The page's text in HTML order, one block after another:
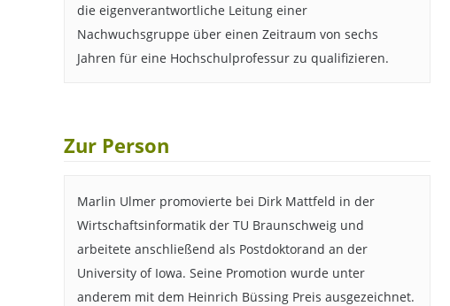
die eigenverantwortliche Leitung einer
Nachwuchsgruppe über einen Zeitraum von sechs
Jahren für eine Hochschulprofessur zu qualifizieren.
Zur Person
Marlin Ulmer promovierte bei Dirk Mattfeld in der
Wirtschaftsinformatik der TU Braunschweig und
arbeitete anschließend als Postdoktorand an der
University of Iowa. Seine Promotion wurde unter
anderem mit dem Heinrich Büssing Preis ausgezeichnet.